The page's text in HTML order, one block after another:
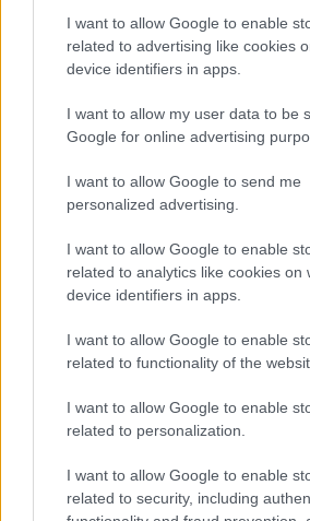
I want to allow Google to enable
related to advertising like cookies
device identifiers in apps.
I want to allow my user data to be
Google for online advertising
I want to allow Google to send me
personalized advertising.
I want to allow Google to enable
related to analytics like cookies on
device identifiers in apps.
I want to allow Google to enable
related to functionality of the
I want to allow Google to enable
related to personalization.
I want to allow Google to enable
related to security, including
„Egyértelmű, hogy a szurkolók szeretik a
azonban aligha tudja bárki, hogy ezek
egyszerűen a helyzetből adódnak.
ki látványosan egy autót, mert az előtte
Az osztrák szakember ugyanakkor
Ecclestone-nal együtt nagyra tartja a
vezető Kimi Antonelli higgadtságát és
méltatta: „Ahogy Max kétszer is
szűk pályán, az a 2026-os szezon egyik